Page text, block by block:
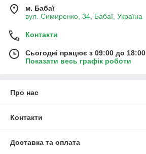
м. Бабаї
вул. Симиренко, 34, Бабаї, Україна
Контакти
Сьогодні працює з 09:00 до 18:00
Показати весь графік роботи
Про нас
Контакти
Доставка та оплата